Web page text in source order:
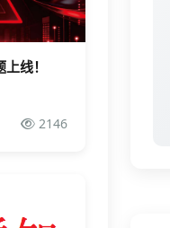
线！
2146